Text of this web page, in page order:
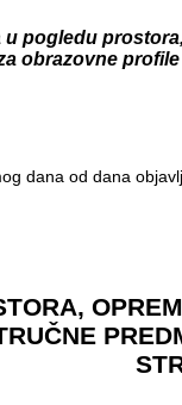
pogledu
obrazovne
dana od dana